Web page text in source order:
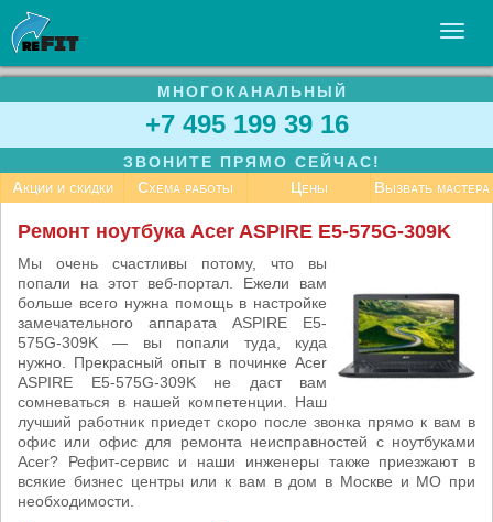
УСЛУГИ
БИЗНЕСУ
СТАТЬИ
МНОГОКАНАЛЬНЫЙ
+7 495 199 39 16
ЗВОНИТЕ ПРЯМО СЕЙЧАС!
Акции и скидки
Схема работы Цены Вызвать мастера
Ремонт ноутбука Acer ASPIRE E5-575G-309K
Мы очень счастливы потому, что вы
попали на этот веб-портал. Ежели вам
больше всего нужна помощь в настройке
замечательного аппарата ASPIRE E5-
575G-309K — вы попали туда, куда
нужно. Прекрасный опыт в починке Acer
ASPIRE E5-575G-309K не даст вам
сомневаться в нашей компетенции. Наш
лучший работник приедет скоро после звонка прямо к вам в
офис или офис для ремонта неисправностей с ноутбуками
Acer? Рефит-сервис и наши инженеры также приезжают в
всякие бизнес центры или к вам в дом в Москве и МО при
необходимости.